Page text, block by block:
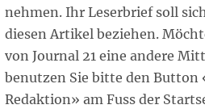
nehmen. Ihr Leserbrief soll
diesen Artikel beziehen.
von Journal 21 eine andere
benutzen Sie bitte den Button
Redaktion» am Fuss der